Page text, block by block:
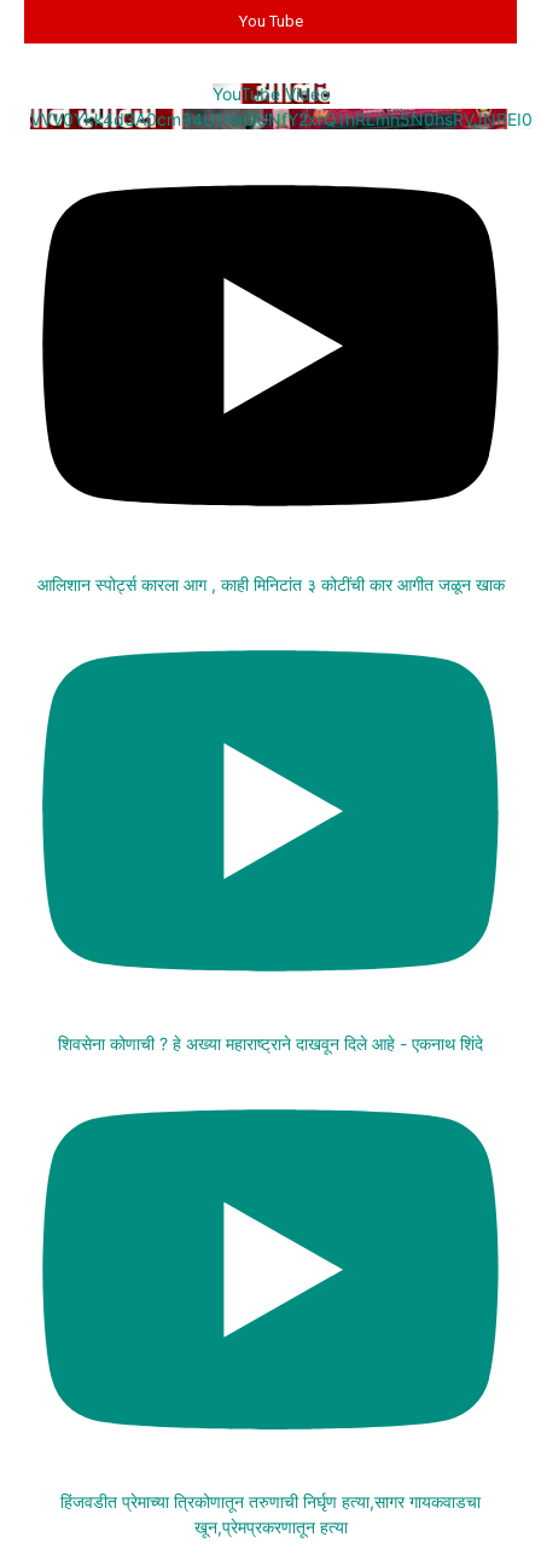
You Tube
YouTube Video
VVV0Ykk4d3A0cm94U1VaQUNfY2xrQ1hRLmh5N0hsRVJNREI0
आलिशान स्पोर्ट्स कारला आग , काही मिनिटांत ३ कोटींची कार आगीत जळून खाक
शिवसेना कोणाची ? हे अख्या महाराष्ट्राने दाखवून दिले आहे - एकनाथ शिंदे
हिंजवडीत प्रेमाच्या त्रिकोणातून तरुणाची निर्घृण हत्या,सागर गायकवाडचा
खून,प्रेमप्रकरणातून हत्या